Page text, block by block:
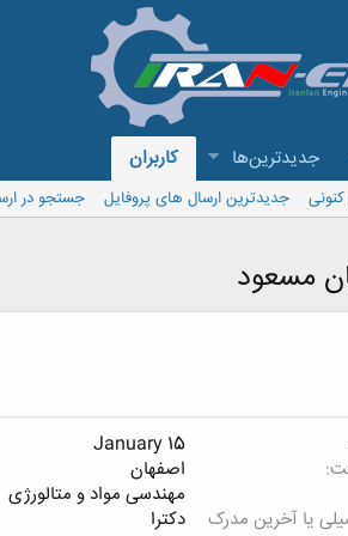
جدیدترین‌ها کاربران
کنونی جدیدترین ارسال های پروفایل
جستجو در
مسعود
January 15
اصفهان
مهندسی مواد و متالورژی
یا آخرین مدرک
دکترا